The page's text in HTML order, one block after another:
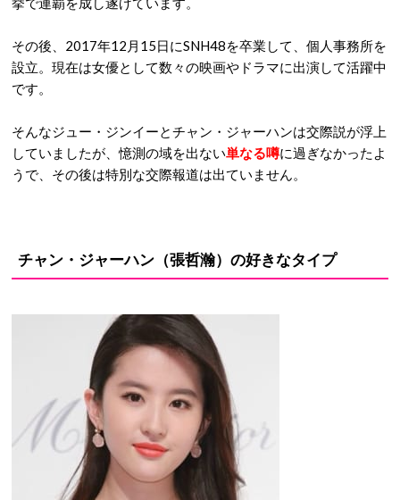
その後、2017年12月15日にSNH48を卒業して、個人事務所を
設立。現在は女優として数々の映画やドラマに出演して活躍中
です。
そんなジュー・ジンイーとチャン・ジャーハンは交際説が浮上
していましたが、憶測の域を出ない単なる噂に過ぎなかったよ
うで、その後は特別な交際報道は出ていません。
チャン・ジャーハン（張哲瀚）の好きなタイプ